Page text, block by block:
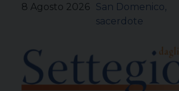
8 Agosto 2026 San Domenico,
sacerdote